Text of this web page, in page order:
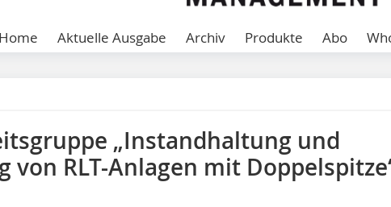
Home Aktuelle Ausgabe Archiv Produkte Abo
„Instandhaltung und
von RLT-Anlagen mit